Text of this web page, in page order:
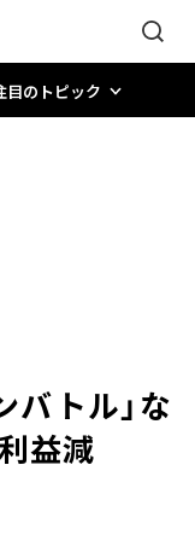
目のトピック
バトル」な
益減